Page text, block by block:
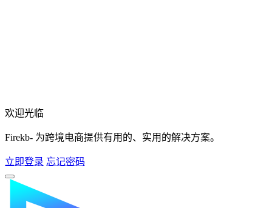
欢迎光临
Firekb- 为跨境电商提供有用的、实用的解决方案。
立即登录 忘记密码